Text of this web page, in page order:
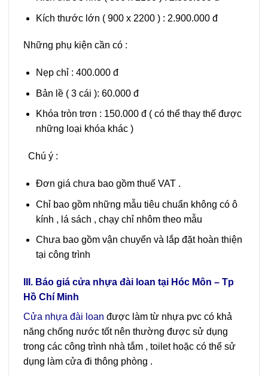
Kích thước lớn ( 900 x 2200 ) : 2.900.000 đ
Những phụ kiện cần có :
Nẹp chỉ : 400.000 đ
Bản lề ( 3 cái ): 60.000 đ
Khóa tròn trơn : 150.000 đ ( có thể thay thế được
những loại khóa khác )
Chú ý :
Đơn giá chưa bao gồm thuế VAT .
Chỉ bao gồm những mẫu tiêu chuẩn không có ô
kính , lá sách , chạy chỉ nhôm theo mẫu
Chưa bao gồm vận chuyển và lắp đặt hoàn thiện
tại công trình
III. Báo giá cửa nhựa đài loan tại Hóc Môn – Tp
Hồ Chí Minh
Cửa nhựa đài loan được làm từ nhựa pvc có khả
năng chống nước tốt nên thường được sử dụng
trong các công trình nhà tắm , toilet hoặc có thể sử
dụng làm cửa đi thông phòng .